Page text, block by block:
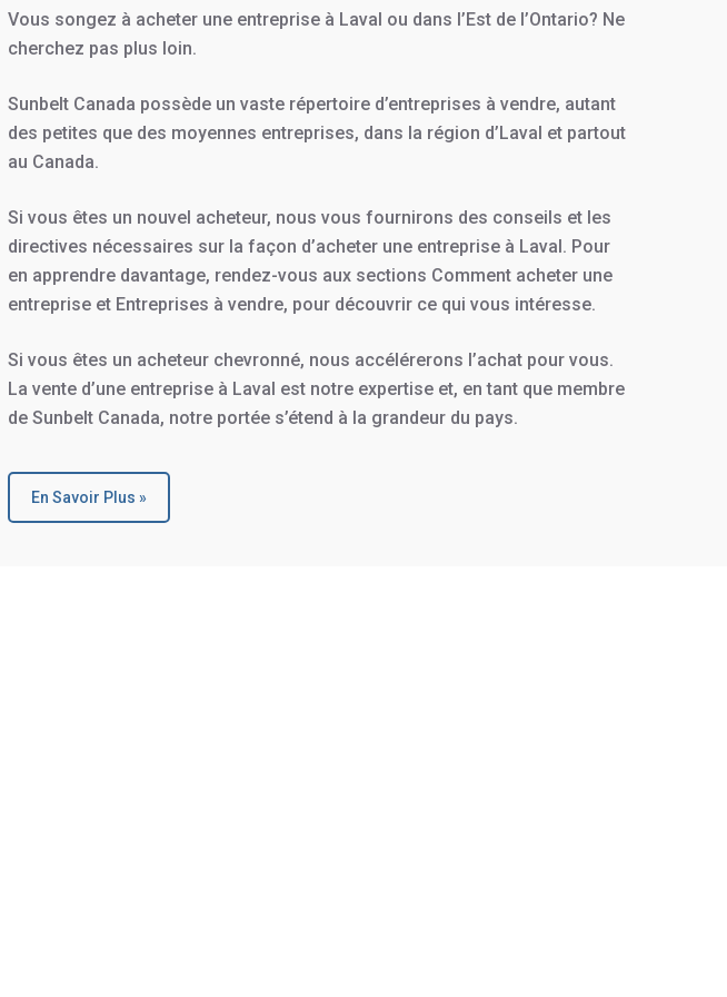
Vous songez à acheter une entreprise à Laval ou dans l’Est de l’Ontario? Ne
cherchez pas plus loin.
Sunbelt Canada possède un vaste répertoire d’entreprises à vendre, autant
des petites que des moyennes entreprises, dans la région d’Laval et partout
au Canada.
Si vous êtes un nouvel acheteur, nous vous fournirons des conseils et les
directives nécessaires sur la façon d’acheter une entreprise à Laval. Pour
en apprendre davantage, rendez-vous aux sections Comment acheter une
entreprise et Entreprises à vendre, pour découvrir ce qui vous intéresse.
Si vous êtes un acheteur chevronné, nous accélérerons l’achat pour vous.
La vente d’une entreprise à Laval est notre expertise et, en tant que membre
de Sunbelt Canada, notre portée s’étend à la grandeur du pays.
En Savoir Plus »